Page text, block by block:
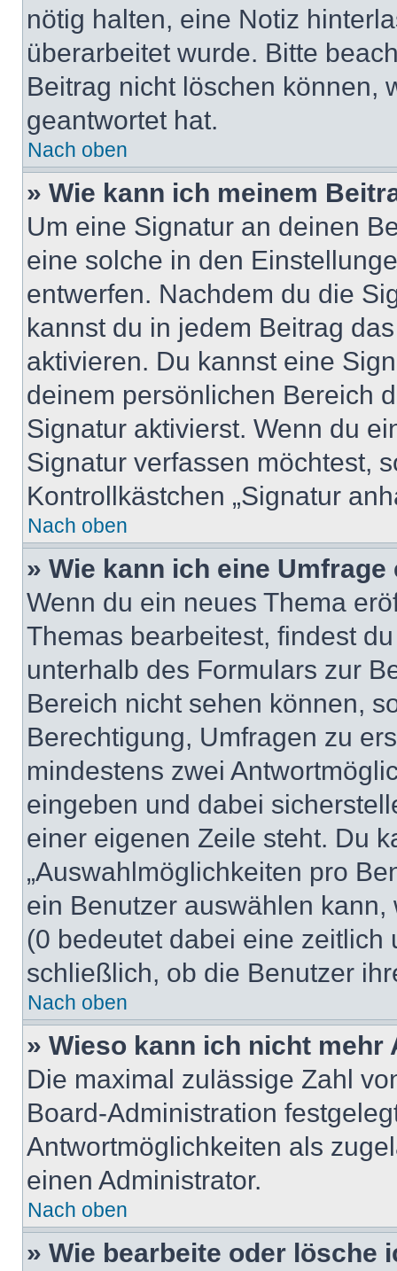
nötig halten, eine Notiz
überarbeitet wurde. Bitte
Beitrag nicht löschen können,
geantwortet hat.
Nach oben
» Wie kann ich meinem
Um eine Signatur an deinen
eine solche in den
entwerfen. Nachdem du die
kannst du in jedem Beitrag
aktivieren. Du kannst eine
deinem persönlichen Bereich
Signatur aktivierst. Wenn du
Signatur verfassen möchtest,
Kontrollkästchen „Signatur
Nach oben
» Wie kann ich eine
Wenn du ein neues Thema
Themas bearbeitest, findest
unterhalb des Formulars zur
Bereich nicht sehen können,
Berechtigung, Umfragen zu
mindestens zwei
eingeben und dabei
einer eigenen Zeile steht. Du
„Auswahlmöglichkeiten pro
ein Benutzer auswählen
(0 bedeutet dabei eine
schließlich, ob die Benutzer
Nach oben
» Wieso kann ich nicht
Die maximal zulässige Zahl
Board-Administration
Antwortmöglichkeiten als
einen Administrator.
Nach oben
» Wie bearbeite oder lösche